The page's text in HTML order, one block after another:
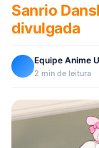
Sanrio
divulgada
Equipe Anime
2 min de leitura